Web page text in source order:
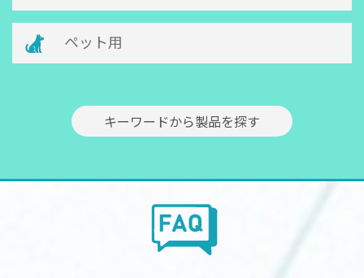
ペット用
キーワードから製品を探す